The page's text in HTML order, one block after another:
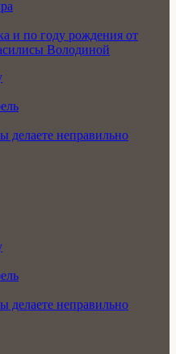
и по году рождения от
Володиной
делаете неправильно
делаете неправильно